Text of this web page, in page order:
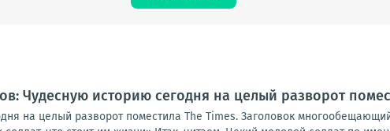
Чудесную историю сегодня на целый разворот
на целый разворот поместила The Times. Заголовок